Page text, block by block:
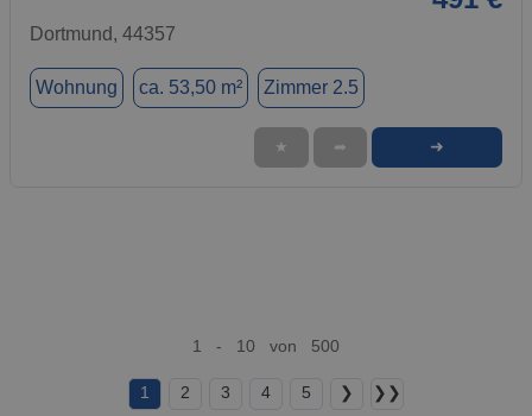
Dortmund, 44357
Wohnung ca. 53,50 m² Zimmer 2.5
★ ➦ ➜
1 - 10 von 500
1 2 3 4 5 ❯ ❯❯